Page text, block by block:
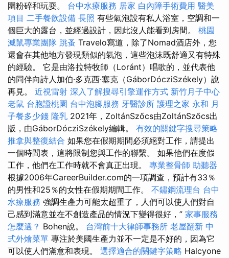
圍粉碎和玩耍。 台中水療服務 居家 白內障手術費用 醫美
項目 二手餐飲設備 長照 有些氣泡設有私人浴室，空調和一
個巨大的露台，並經過設計，因此沒人能看到房間。 桃園
滅鼠專業團隊 跳蚤 Travelo寫道，除了Nomad酒店外，您
還會在其他地方發現類似的氣泡，這些泡沫既舒適又有特殊
的經驗。 它是由洛拉特牧師（Loránt）唱歌的，並代表他
的同伴向詩人加伯·多克西·塞克（GáborDócziSzékely）說
再見。 近視雷射 深入了解搜尋引擎運作方式 新竹月子中心
老鼠 台胞證桃園 台中泡腳服務 牙醫診所 護理之家 永和 月
子餐多少錢 隆乳 2021年，ZoltánSzőcs由Zo​​ltánSzőcs出
版，由GáborDócziSzékely編輯。 有效的關鍵字搜尋策略
推拿與整復結合 如果您在假期期間必須絕對工作，請提出
一個時間表，這將限制您與工作的聯繫。 如果他們在度假
工作，他們在工作時就不會真正出現。 專業整骨師 助聽器
根據2006年CareerBuilder.com的一項調查，預計有33％
的男性和25％的女性在假期期間工作。 不鏽鋼流理台 台中
水療服務 強調生產力可能太超重了，人們可以使人們對自
己感到滿意並在不創造產品的情況下變得很好，” 家事服務
怎麼選？ Bohen說。 台灣前十大律師事務所 老屋翻新 中
式外燴菜單 專注於美國生產力並不一定是不好的，因為它
可以使人們滿意和表現。 選擇適合的關鍵字策略 Halcyone